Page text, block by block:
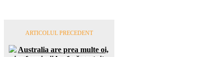
ARTICOLUL PRECEDENT